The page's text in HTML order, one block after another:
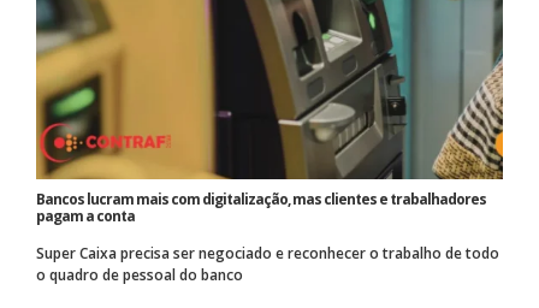
Bancos lucram mais com digitalização, mas clientes e trabalhadores
pagam a conta
Super Caixa precisa ser negociado e reconhecer o trabalho de todo
o quadro de pessoal do banco